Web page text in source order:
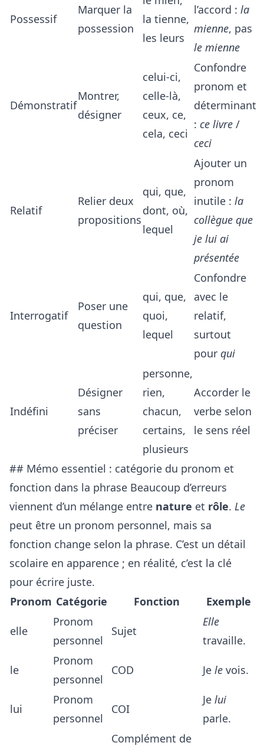
Possessif
Marquer la
possession
la tienne,
les leurs
l’accord : la
mienne, pas
le mienne
Démonstratif
Montrer,
désigner
celui-ci,
celle-là,
ceux, ce,
cela, ceci
Confondre
pronom et
déterminant
: ce livre /
ceci
Relatif
Relier deux
propositions
qui, que,
dont, où,
lequel
Ajouter un
pronom
inutile : la
collègue que
je lui ai
présentée
Interrogatif
Poser une
question
qui, que,
quoi,
lequel
Confondre
avec le
relatif,
surtout
pour qui
Indéfini
Désigner
sans
préciser
personne,
rien,
chacun,
certains,
plusieurs
Accorder le
verbe selon
le sens réel
## Mémo essentiel : catégorie du pronom et
fonction dans la phrase Beaucoup d’erreurs
viennent d’un mélange entre nature et rôle. Le
peut être un pronom personnel, mais sa
fonction change selon la phrase. C’est un détail
scolaire en apparence ; en réalité, c’est la clé
pour écrire juste.
Pronom Catégorie Fonction Exemple
elle
Pronom
personnel
Sujet
Elle
travaille.
le
Pronom
personnel
COD Je le vois.
lui
Pronom
personnel
COI
Je lui
parle.
Complément de